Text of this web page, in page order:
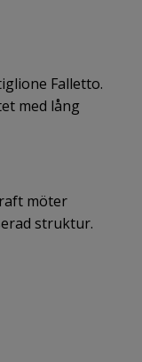
Falletto.
med lång
möter
struktur.